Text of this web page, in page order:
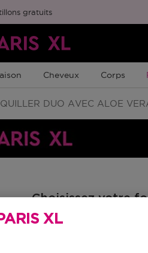
gratuits
Cheveux Corps
DUO AVEC ALOE
Choisissez votre
XL